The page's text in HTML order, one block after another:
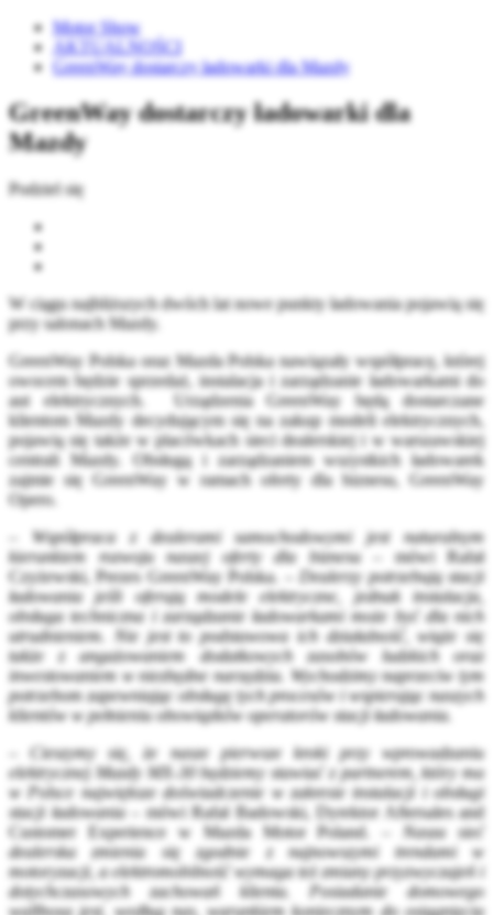
Motor Show
AKTUALNOŚCI
GreenWay dostarczy ładowarki dla Mazdy
GreenWay dostarczy ładowarki dla
Mazdy
Podziel się
W ciągu najbliższych dwóch lat nowe punkty ładowania pojawią się
przy salonach Mazdy.
GreenWay Polska oraz Mazda Polska nawiązały współpracę, której
owocem będzie sprzedaż, instalacja i zarządzanie ładowarkami do
aut elektrycznych.
Urządzenia GreenWay będą dostarczane
klientom Mazdy decydującym się na zakup modeli elektrycznych,
pojawią się także w placówkach sieci dealerskiej i w warszawskiej
centrali Mazdy. Obsługą i zarządzaniem wszystkich ładowarek
zajmie się GreenWay w ramach oferty dla biznesu, GreenWay
Opero.
Współpraca z dealerami samochodowymi jest naturalnym
kierunkiem rozwoju naszej oferty dla biznesu– mówi Rafał
Czyżewski, Prezes GreenWay Polska. –
Dealerzy potrzebują stacji
ładowania jeśli oferują modele elektryczne, jednak instalacja,
obsługa techniczna i zarządzanie ładowarkami może być dla nich
utrudnieniem. Nie jest to podstawowa ich działalność, wiąże się
także z angażowaniem dodatkowych zasobów ludzkich oraz
inwestowaniem w niezbędne narzędzia. Wychodzimy naprzeciw tym
potrzebom zapewniając obsługę tych procesów i wspierając naszych
klientów w pełnieniu obowiązków operatorów stacji ładowania.
Cieszymy się, że nasze pierwsze kroki przy wprowadzaniu
elektrycznej Mazdy MX-30 będziemy stawiać z partnerem, który ma
w Polsce największe doświadczenie w zakresie instalacji i obsługi
stacji ładowania– mówi Rafał Badowski, Dyrektor Aftersales and
Customer Experience w Mazda Motor Poland. –
Nasza sieć
dealerska zmienia się zgodnie z najnowszymi trendami w
motoryzacji, a elektromobilność wymaga też zmiany przyzwyczajeń i
dotychczasowych zachowań klienta. Posiadanie domowego